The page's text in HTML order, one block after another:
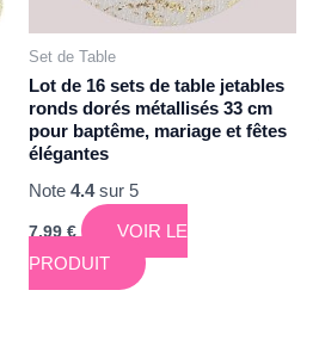
Set de Table
Lot de 16 sets de table jetables
ronds dorés métallisés 33 cm
pour baptême, mariage et fêtes
élégantes
Note4.4sur 5
7,99€
VOIR LE
PRODUIT